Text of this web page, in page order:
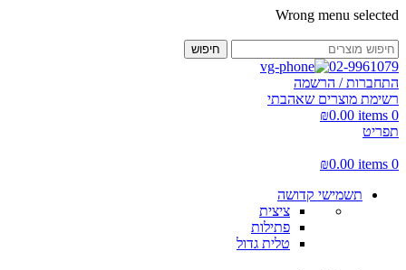
Wrong menu selected
חיפוש
02-9961079
התחברות / הרשמה
רשימת מוצרים שאהבתי
0
items
₪0.00
תפריט
0
items
₪0.00
תשמישי קדושה
ציצית
פתילות
טלית גדול